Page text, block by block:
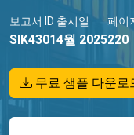
보고서 ID
SIK4301
출시일
4월 2025
페이
220
무료 샘플 다운로